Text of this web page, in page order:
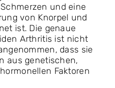
und eine
von Knorpel und
ist. Die genaue
Arthritis ist nicht
dass sie
aus genetischen,
Faktoren